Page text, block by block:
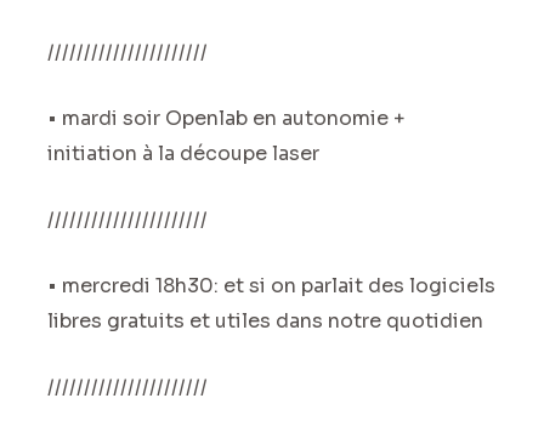
//////////////////////
• mardi soir Openlab en autonomie +
initiation à la découpe laser
//////////////////////
• mercredi 18h30: et si on parlait des logiciels
libres gratuits et utiles dans notre quotidien
//////////////////////